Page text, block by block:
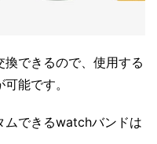
換できるので、使用する
能です。
できるwatchバンドは